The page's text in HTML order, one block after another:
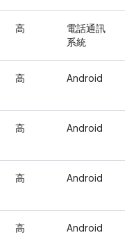
高
電話通訊
系統
高 Android
高 Android
高 Android
高 Android